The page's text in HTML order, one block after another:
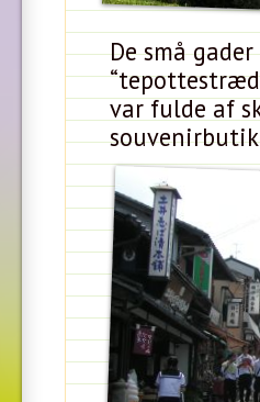
De små
var fulde af